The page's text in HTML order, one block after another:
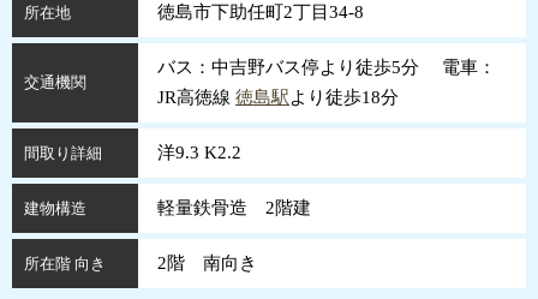
所在地 徳島市下助任町2丁目34-8
交通機関
バス：中吉野バス停より徒歩5分 電車：
JR高徳線 徳島駅より徒歩18分
間取り詳細 洋9.3 K2.2
建物構造 軽量鉄骨造 2階建
所在階 向き 2階 南向き